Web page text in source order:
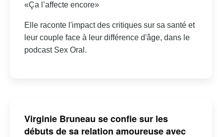
«Ça l’affecte encore»
Elle raconte l'impact des critiques sur sa santé et
leur couple face à leur différence d'âge, dans le
podcast Sex Oral.
Virginie Bruneau se confie sur les
débuts de sa relation amoureuse avec